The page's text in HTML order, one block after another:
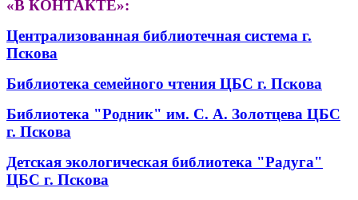
«В КОНТАКТЕ»:
Централизованная библиотечная система г.
Пскова
Библиотека семейного чтения ЦБС г. Пскова
Библиотека "Родник" им. С. А. Золотцева ЦБС
г. Пскова
Детская экологическая библиотека "Радуга"
ЦБС г. Пскова